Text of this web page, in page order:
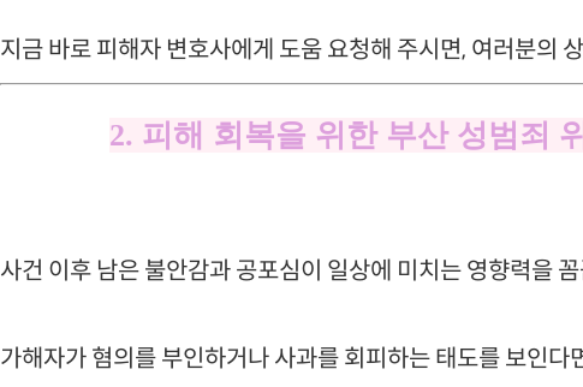
지금 바로 피해자 변호사에게 도움 요청해 주시면, 여러분의
2. 피해 회복을 위한 부산 성범죄
사건 이후 남은 불안감과 공포심이 일상에 미치는 영향력을
가해자가 혐의를 부인하거나 사과를 회피하는 태도를 보인